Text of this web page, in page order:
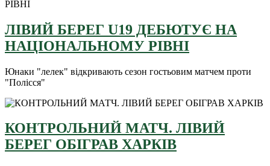
ЛІВИЙ БЕРЕГ U19 ДЕБЮТУЄ НА
НАЦІОНАЛЬНОМУ РІВНІ
Юнаки "лелек" відкривають сезон гостьовим матчем проти
"Полісся"
КОНТРОЛЬНИЙ МАТЧ. ЛІВИЙ
БЕРЕГ ОБІГРАВ ХАРКІВ